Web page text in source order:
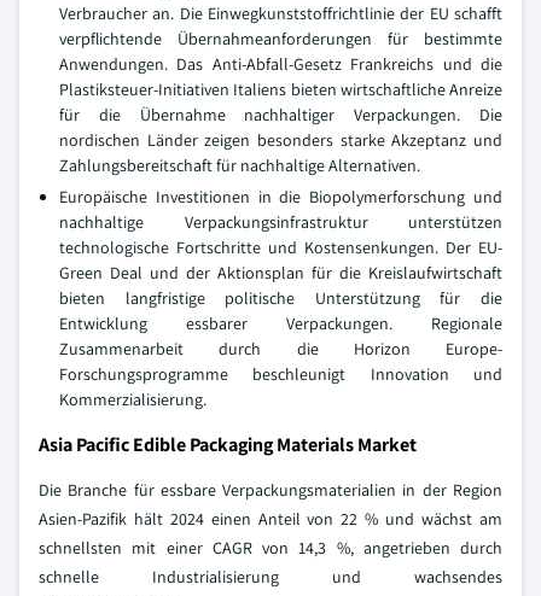
Verbraucher an. Die Einwegkunststoffrichtlinie der EU schafft
verpflichtende Übernahmeanforderungen für bestimmte
Anwendungen. Das Anti-Abfall-Gesetz Frankreichs und die
Plastiksteuer-Initiativen Italiens bieten wirtschaftliche Anreize
für die Übernahme nachhaltiger Verpackungen. Die
nordischen Länder zeigen besonders starke Akzeptanz und
Zahlungsbereitschaft für nachhaltige Alternativen.
Europäische Investitionen in die Biopolymerforschung und
nachhaltige Verpackungsinfrastruktur unterstützen
technologische Fortschritte und Kostensenkungen. Der EU-
Green Deal und der Aktionsplan für die Kreislaufwirtschaft
bieten langfristige politische Unterstützung für die
Entwicklung essbarer Verpackungen. Regionale
Zusammenarbeit durch die Horizon Europe-
Forschungsprogramme beschleunigt Innovation und
Kommerzialisierung.
Asia Pacific Edible Packaging Materials Market
Die Branche für essbare Verpackungsmaterialien in der Region
Asien-Pazifik hält 2024 einen Anteil von 22 % und wächst am
schnellsten mit einer CAGR von 14,3 %, angetrieben durch
schnelle Industrialisierung und wachsendes